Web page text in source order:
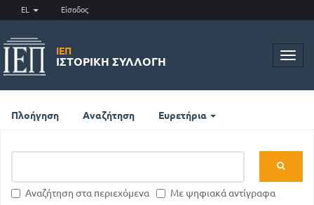
EL Είσοδος
ΙΕΠ
ΙΣΤΟΡΙΚΉ ΣΥΛΛΟΓΉ
Πλοήγηση Αναζήτηση Ευρετήρια
Αναζήτηση στα περιεχόμενα Με ψηφιακά αντίγραφα